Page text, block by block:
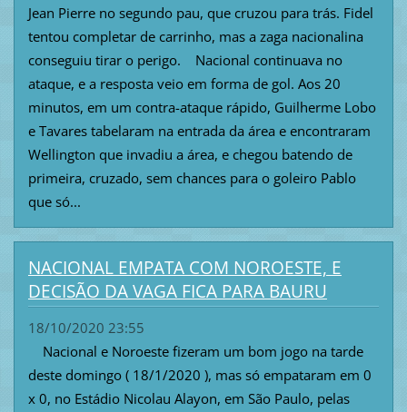
Jean Pierre no segundo pau, que cruzou para trás. Fidel
tentou completar de carrinho, mas a zaga nacionalina
conseguiu tirar o perigo. Nacional continuava no
ataque, e a resposta veio em forma de gol. Aos 20
minutos, em um contra-ataque rápido, Guilherme Lobo
e Tavares tabelaram na entrada da área e encontraram
Wellington que invadiu a área, e chegou batendo de
primeira, cruzado, sem chances para o goleiro Pablo
que só...
NACIONAL EMPATA COM NOROESTE, E
DECISÃO DA VAGA FICA PARA BAURU
18/10/2020 23:55
Nacional e Noroeste fizeram um bom jogo na tarde
deste domingo ( 18/1/2020 ), mas só empataram em 0
x 0, no Estádio Nicolau Alayon, em São Paulo, pelas